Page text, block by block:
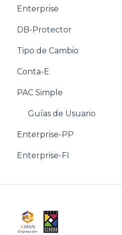
FAQ
Videomanuales
Guías de Usuario
Notas Técnicas
Artículos boletín
Finanzas
Enterprise
FAQ
Guías de Usuario
Notas Técnicas
SD
Boletín Enterprise
artículos boletín
Modulo de FI
DB-Protector
FAQ
Tipo de Cambio
FAQ
Videomanuales
Guías de Usuario
Conta-E
Guías de usuario
PAC Simple
Guías de Usuario
Enterprise-PP
Enterprise-FI